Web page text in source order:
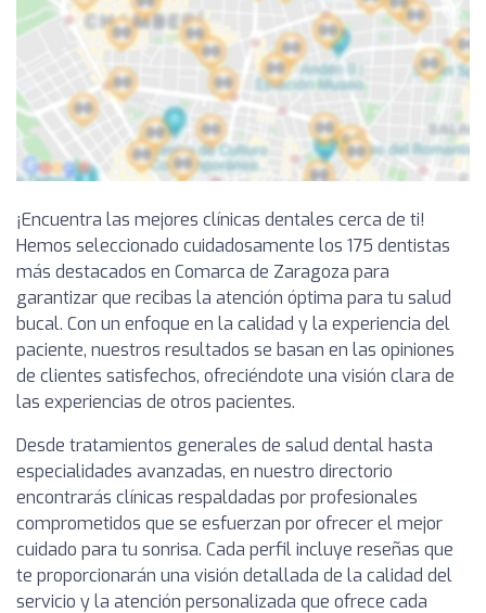
¡Encuentra las mejores clínicas dentales cerca de ti!
Hemos seleccionado cuidadosamente los 175 dentistas
más destacados en Comarca de Zaragoza para
garantizar que recibas la atención óptima para tu salud
bucal. Con un enfoque en la calidad y la experiencia del
paciente, nuestros resultados se basan en las opiniones
de clientes satisfechos, ofreciéndote una visión clara de
las experiencias de otros pacientes.
Desde tratamientos generales de salud dental hasta
especialidades avanzadas, en nuestro directorio
encontrarás clínicas respaldadas por profesionales
comprometidos que se esfuerzan por ofrecer el mejor
cuidado para tu sonrisa. Cada perfil incluye reseñas que
te proporcionarán una visión detallada de la calidad del
servicio y la atención personalizada que ofrece cada